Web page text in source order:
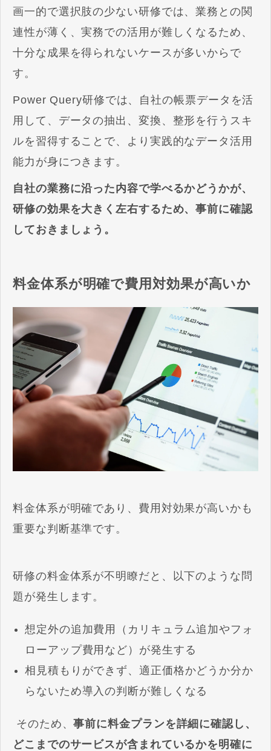
画一的で選択肢の少ない研修では、業務との関
連性が薄く、実務での活用が難しくなるため、
十分な成果を得られないケースが多いからで
す。
Power Query研修では、自社の帳票データを活
用して、データの抽出、変換、整形を行うスキ
ルを習得することで、より実践的なデータ活用
能力が身につきます。
自社の業務に沿った内容で学べるかどうかが、
研修の効果を大きく左右するため、事前に確認
しておきましょう。
料金体系が明確で費用対効果が高いか
料金体系が明確であり、費用対効果が高いかも
重要な判断基準です。
研修の料金体系が不明瞭だと、以下のような問
題が発生します。
想定外の追加費用（カリキュラム追加やフォ
ローアップ費用など）が発生する
相見積もりができず、適正価格かどうか分か
らないため導入の判断が難しくなる
そのため、事前に料金プランを詳細に確認し、
どこまでのサービスが含まれているかを明確に